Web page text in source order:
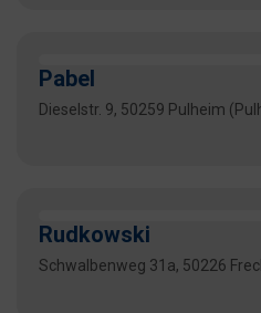
Pabel
Dieselstr. 9, 50259 Pulheim
Rudkowski
Schwalbenweg 31a, 50226